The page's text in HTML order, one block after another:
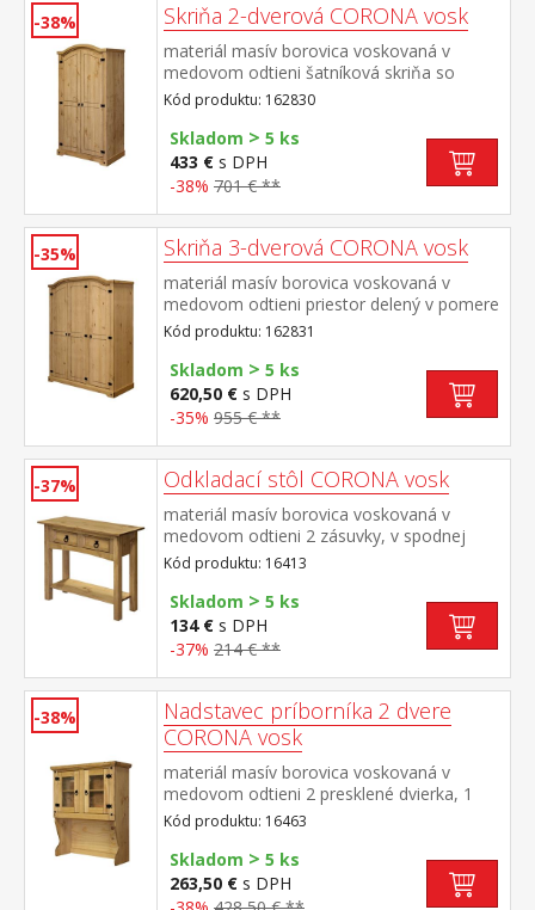
-38% Skriňa 2-dverová CORONA vosk
materiál masív borovica voskovaná v
medovom odtieni šatníková skriňa so
šatníkovou tyčou a policou na klobúky
kovové ozdobné úchytky súčasť zostavy
Corona
Kód produktu: 162830
Skladom > 5 ks
433 € s DPH
-38% 701 € **
-35% Skriňa 3-dverová CORONA vosk
materiál masív borovica voskovaná v
medovom odtieni priestor delený v pomere
2:1 širšia časť šatníková tyč a polica na
klobúky, užšia časť 3 police z toho 2
variabilné kovové ozdobné úchytky súčasť
zostavy Corona
Kód produktu: 162831
Skladom > 5 ks
620,50 € s DPH
-35% 955 € **
-37% Odkladací stôl CORONA vosk
materiál masív borovica voskovaná v
medovom odtieni 2 zásuvky, v spodnej
časti polica kovové ozdobné úchytky súčasť
zostavy Corona
Kód produktu: 16413
Skladom > 5 ks
134 € s DPH
-37% 214 € **
-38%
Nadstavec príborníka 2 dvere
CORONA vosk
materiál masív borovica voskovaná v
medovom odtieni 2 presklené dvierka, 1
polica, kovové ozdobné úchytky vhodný
doplnok ku komode CORONA 16263 alebo
1631 súčasť zostavy Corona
Kód produktu: 16463
Skladom > 5 ks
263,50 € s DPH